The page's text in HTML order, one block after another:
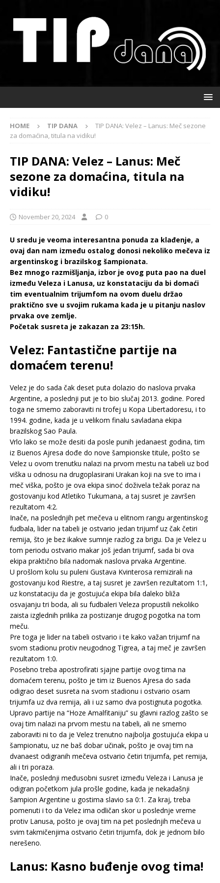
HOME TIP DANA
TIP DANA: Velez – Lanus: Meč sezone
za domaćina, titula na vidiku!
TIP DANA: Velez – Lanus: Meč
sezone za domaćina, titula na
vidiku!
November 20, 2024 0
U sredu je veoma interesantna ponuda za klađenje, a
ovaj dan nam između ostalog donosi nekoliko mečeva iz
argentinskog i brazilskog šampionata.
Bez mnogo razmišljanja, izbor je ovog puta pao na duel
između Veleza i Lanusa, uz konstataciju da bi domaći
tim eventualnim trijumfom na ovom duelu držao
praktično sve u svojim rukama kada je u pitanju naslov
prvaka ove zemlje.
Početak susreta je zakazan za 23:15h.
Velez: Fantastične partije na
domaćem terenu!
Velez je do sada čak deset puta dolazio do naslova prvaka
Argentine, a poslednji put je to bio slučaj 2013. godine. Pored
toga ne smemo zaboraviti ni trofej u Kopa Libertadoresu, i to
1994. godine, kada je u velikom finalu savladana ekipa
brazilskog Sao Paula.
Vrlo lako se može desiti da posle punih jedanaest godina, tim
iz Buenos Ajresa dođe do nove šampionske titule, pošto se
Velez u ovom trenutku nalazi na prvom mestu na tabeli uz bod
viška u odnosu na drugoplasirani Urakan koji na sve to ima i
meč viška, pošto je ova ekipa sinoć doživela težak poraz na
gostovanju kod Atletiko Tukumana, a taj susret je završen
rezultatom 4:2.
Inače, na poslednjih pet mečeva u elitnom rangu argentinskog
fudbala, lider na tabeli je ostvario jedan trijumf uz čak četiri
remija, što je bez ikakve sumnje razlog za brigu. Da je Velez u
tom periodu ostvario makar još jedan trijumf, sada bi ova
ekipa praktično bila nadomak naslova prvaka Argentine.
U prošlom kolu su puleni Gustava Kvinterosa remizirali na
gostovanju kod Riestre, a taj susret je završen rezultatom 1:1,
uz konstataciju da je gostujuća ekipa bila daleko bliža
osvajanju tri boda, ali su fudbaleri Veleza propustili nekoliko
zaista izglednih prilika za postizanje drugog pogotka na tom
meču.
Pre toga je lider na tabeli ostvario i te kako važan trijumf na
svom stadionu protiv neugodnog Tigrea, a taj meč je završen
rezultatom 1:0.
Posebno treba apostrofirati sjajne partije ovog tima na
domaćem terenu, pošto je tim iz Buenos Ajresa do sada
odigrao deset susreta na svom stadionu i ostvario osam
trijumfa uz dva remija, ali i uz samo dva postignuta pogotka.
Upravo partije na “Hoze Amalfitaniju” su glavni razlog zašto se
ovaj tim nalazi na prvom mestu na tabeli, ali ne smemo
zaboraviti ni to da je Velez trenutno najbolja gostujuća ekipa u
šampionatu, uz ne baš dobar učinak, pošto je ovaj tim na
dvanaest odigranih mečeva ostvario četiri trijumfa, pet remija,
ali i tri poraza.
Inače, poslednji međusobni susret između Veleza i Lanusa je
odigran početkom jula prošle godine, kada je nekadašnji
šampion Argentine u gostima slavio sa 0:1. Za kraj, treba
pomenuti i to da Velez ima odličan skor u poslednje vreme
protiv Lanusa, pošto je ovaj tim na pet poslednjih mečeva u
svim takmičenjima ostvario četiri trijumfa, dok je jednom bilo
nerešeno.
Lanus: Kasno buđenje ovog tima!